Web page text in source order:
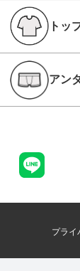
トッ
アン
プライ